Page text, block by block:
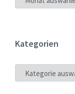
Kategorien
KATEGORIEN